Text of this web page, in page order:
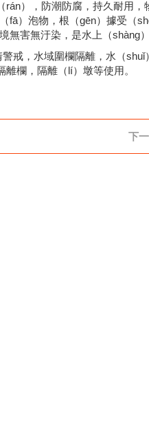
），防潮防腐，持久耐用
fā）泡物，根（gēn）據受（
無害無汙染，是水上（shàng
戒，水域圍欄隔離，水（
欄，隔離（lí）墩等使用。
下